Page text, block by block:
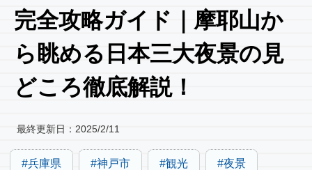
完全攻略ガイド｜摩耶山か
ら眺める日本三大夜景の見
どころ徹底解説！
最終更新日： 2025/2/11
兵庫県 神戸市 観光 夜景